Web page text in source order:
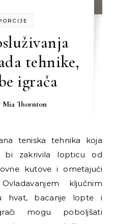
tehnike,
igrača
Mia Thornton
bi zakrivila lopticu od
kutove i ometajući
ključnim
hvat, bacanje lopte i
mogu poboljšati